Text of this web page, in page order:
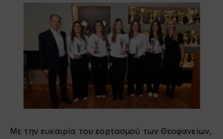
Με την ευκαιρία του εορτασμού των Θεοφανείων,